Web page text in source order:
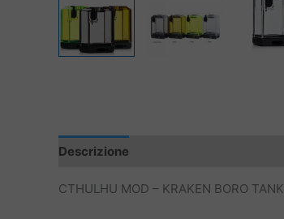
Descrizione
CTHULHU MOD – KRAKEN BORO TANK